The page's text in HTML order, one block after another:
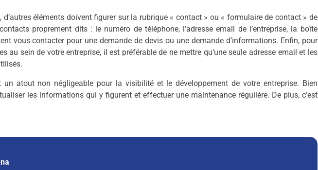
, d’autres éléments doivent figurer sur la rubrique « contact » ou « formulaire de contact » de
proprement dits : le numéro de téléphone, l’adresse email de l’entreprise, la boîte
vous contacter pour une demande de devis ou une demande d’informations. Enfin, pour
au sein de votre entreprise, il est préférable de ne mettre qu’une seule adresse email et les
un atout non négligeable pour la visibilité et le développement de votre entreprise. Bien
les informations qui y figurent et effectuer une maintenance régulière. De plus, c’est